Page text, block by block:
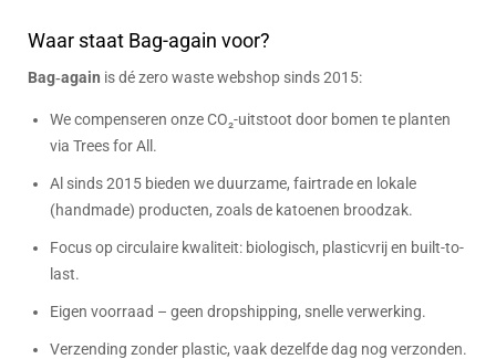
Waar staat Bag-again voor?
Bag‑again is dé zero waste webshop sinds 2015:
We compenseren onze CO₂-uitstoot door bomen te planten
via Trees for All.
Al sinds 2015 bieden we duurzame, fairtrade en lokale
(handmade) producten, zoals de katoenen broodzak.
Focus op circulaire kwaliteit: biologisch, plasticvrij en built-to-
last.
Eigen voorraad – geen dropshipping, snelle verwerking.
Verzending zonder plastic, vaak dezelfde dag nog verzonden.